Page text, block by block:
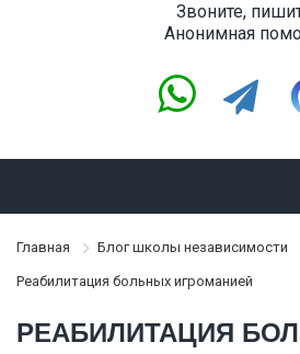
Звоните,
Анонимная
Главная Блог школы независимости
Реабилитация больных игроманией
РЕАБИЛИТАЦИЯ